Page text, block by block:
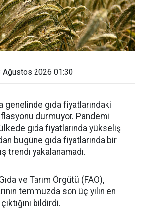
Ağustos 2026 01:30
genelinde gıda fiyatlarındaki
durmuyor. Pandemi
gıda fiyatlarında yükseliş
bugüne gıda fiyatlarında bir
trendi yakalanamadı.
ve Tarım Örgütü (FAO),
temmuzda son üç yılın en
bildirdi.